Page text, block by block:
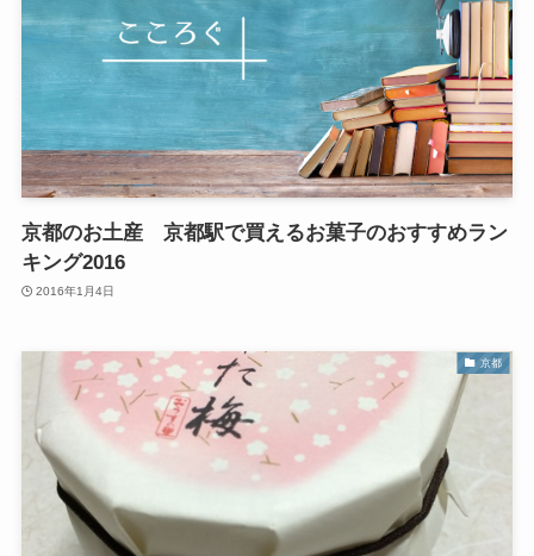
京都のお土産 京都駅で買えるお菓子のおすすめラン
キング2016
2016年1月4日
京都